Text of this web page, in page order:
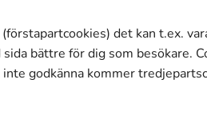
det kan t.ex.
bättre för dig som besökare.
godkänna kommer